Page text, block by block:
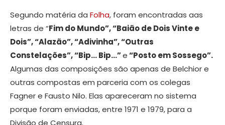
Segundo matéria da Folha, foram encontradas aas
letras de “Fim do Mundo”, “Baião de Dois Vinte e
Dois”, “Alazão”, “Adivinha”, “Outras
Constelações”, “Bip… Bip…”e“Posto em Sossego”.
Algumas das composições são apenas de Belchior e
outras compostas em parceria com os colegas
Fagner e Fausto Nilo. Elas apareceram no sistema
porque foram enviadas, entre 1971 e 1979, para a